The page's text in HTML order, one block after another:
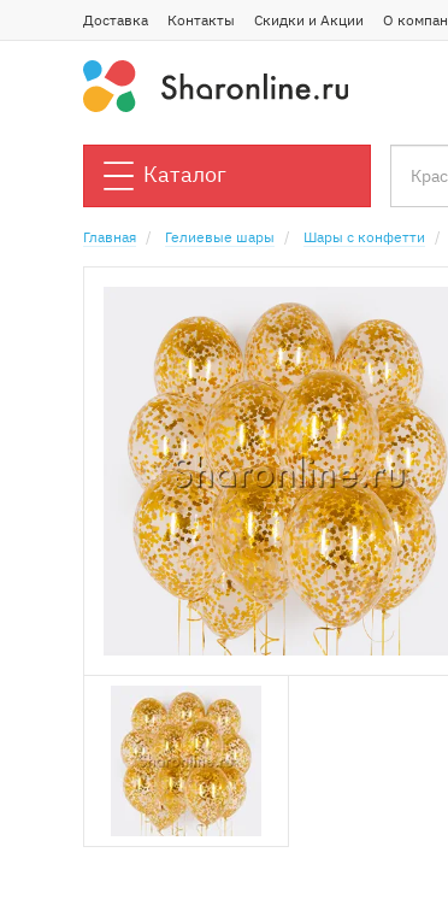
Доставка Контакты Скидки и Акции О
Каталог
Главная Гелиевые шары Шары с конфетти